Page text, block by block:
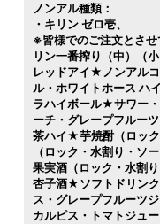
ノンアル種類：
・キリン ゼロ壱
※皆様でのご注文とさ
リン一番搾り（中）（
レッドアイ★ノンアル
ル・ホワイトホース ハ
ラハイボール★サワー
ーチ・グレープフルー
茶ハイ★芋焼酎（ロッ
（ロック・水割り・
果実酒（ロック・水割
杏子酒★ソフトドリン
ス・グレープフルーツ
カルピス・トマトジュ